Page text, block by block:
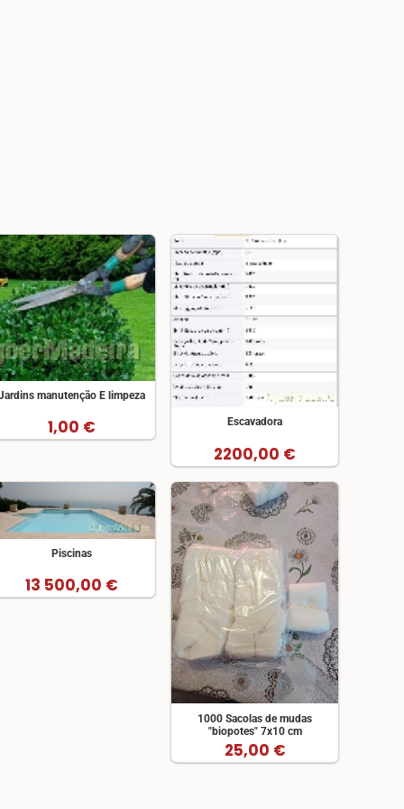
manutenção E limpeza
1,00 € Escavadora
2200,00 €
Piscinas
13 500,00 €
1000 Sacolas de mudas
"biopotes" 7x10 cm
25,00 €